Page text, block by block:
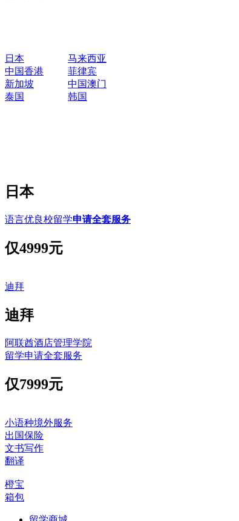
日本
马来西亚
中国香港
菲律宾
新加坡
中国澳门
泰国
韩国
日本
语言优良校留学申请全套服务
仅4999元
迪拜
迪拜
阿联酋酒店管理学院
留学申请全套服务
仅7999元
小语种境外服务
出国保险
文书写作
翻译
橙宝
箱包